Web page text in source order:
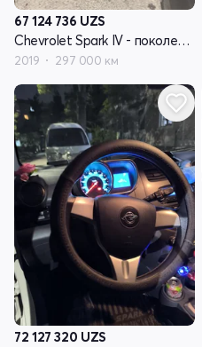
67 124 736 UZS
Chevrolet Spark IV - поколение
2019 297 000 км
72 127 320 UZS